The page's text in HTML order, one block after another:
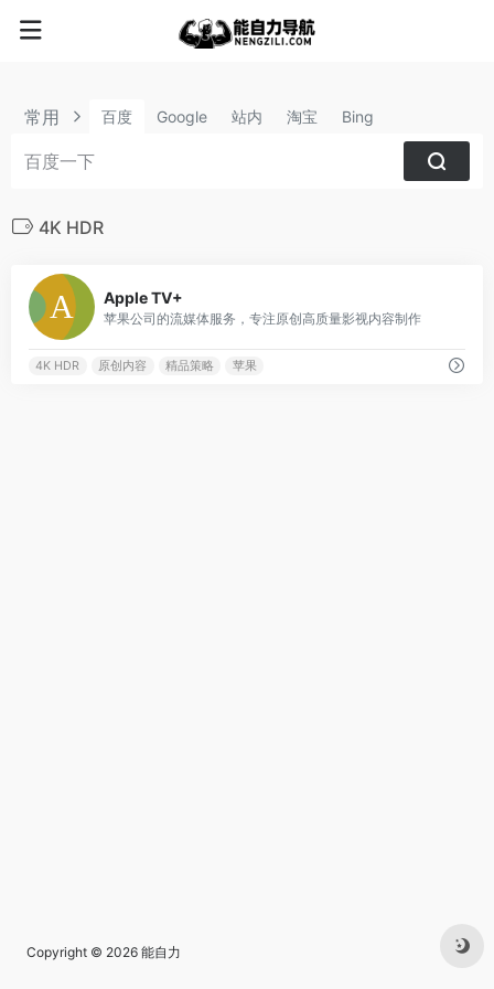
常用 百度 Google 站内 淘宝 Bing
4K HDR
Apple TV+
苹果公司的流媒体服务，专注原创高质量影视内容制作
4K HDR 原创内容 精品策略 苹果
Copyright © 2026 能自力